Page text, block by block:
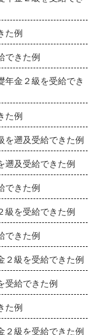
た例
できた例
年金２級を受給でき
た例
を遡及受給できた例
遡及受給できた例
できた例
級を受給できた例
できた例
２級を受給できた例
受給できた例
た例
２級を受給できた例